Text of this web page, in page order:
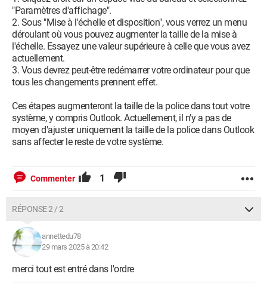
"Paramètres d'affichage".
2. Sous "Mise à l'échelle et disposition", vous verrez un menu
déroulant où vous pouvez augmenter la taille de la mise à
l'échelle. Essayez une valeur supérieure à celle que vous avez
actuellement.
3. Vous devrez peut-être redémarrer votre ordinateur pour que
tous les changements prennent effet.
Ces étapes augmenteront la taille de la police dans tout votre
système, y compris Outlook. Actuellement, il n'y a pas de
moyen d'ajuster uniquement la taille de la police dans Outlook
sans affecter le reste de votre système.
Commenter 1
RÉPONSE 2 / 2
annettedu78
29 mars 2025 à 20:42
merci tout est entré dans l'ordre